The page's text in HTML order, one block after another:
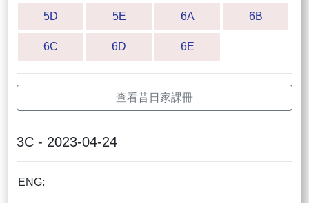
5D 5E 6A 6B
6C 6D 6E
查看昔日家課冊
3C - 2023-04-24
ENG: